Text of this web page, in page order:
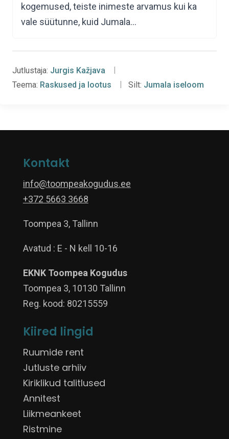
kogemused, teiste inimeste arvamus kui ka
vale süütunne, kuid Jumala…
Jutlustaja: Jurgis Kažjava
Teema: Raskused ja lootus Silt: Jumala iseloom
Kontakt
info@toompeakogudus.ee
+372 5663 3668
Toompea 3, Tallinn
Avatud : E - N kell 10-16
EKNK Toompea Kogudus
Toompea 3, 10130 Tallinn
Reg. kood: 80215559
Kiired lingid
Ruumide rent
Jutluste arhiiv
Kiriklikud talitlused
Annitest
Liikmeankeet
Ristmine